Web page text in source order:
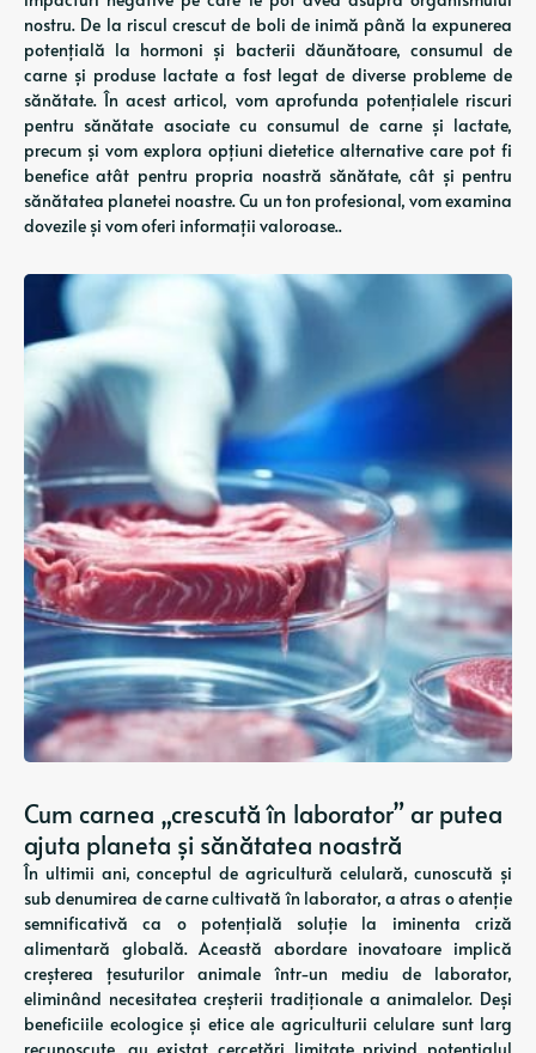
nostru. De la riscul crescut de boli de inimă până la expunerea
potențială la hormoni și bacterii dăunătoare, consumul de
carne și produse lactate a fost legat de diverse probleme de
sănătate. În acest articol, vom aprofunda potențialele riscuri
pentru sănătate asociate cu consumul de carne și lactate,
precum și vom explora opțiuni dietetice alternative care pot fi
benefice atât pentru propria noastră sănătate, cât și pentru
sănătatea planetei noastre. Cu un ton profesional, vom examina
dovezile și vom oferi informații valoroase..
Cum carnea „crescută în laborator” ar putea
ajuta planeta și sănătatea noastră
În ultimii ani, conceptul de agricultură celulară, cunoscută și
sub denumirea de carne cultivată în laborator, a atras o atenție
semnificativă ca o potențială soluție la iminenta criză
alimentară globală. Această abordare inovatoare implică
creșterea țesuturilor animale într-un mediu de laborator,
eliminând necesitatea creșterii tradiționale a animalelor. Deși
beneficiile ecologice și etice ale agriculturii celulare sunt larg